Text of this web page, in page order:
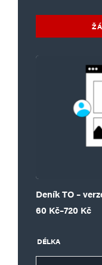
Deník TO –
60 Kč–720 Kč
Rozpětí cen: 60
DÉLKA